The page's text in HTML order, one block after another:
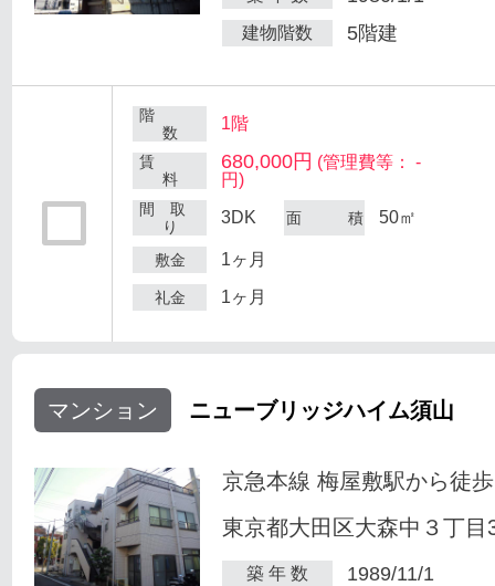
建物階数 5階建
階
数
1階
賃
料
680,000円 (管理費等： -
円)
間 取
り
3DK 面 積 50㎡
敷金 1ヶ月
礼金 1ヶ月
マンション ニューブリッジハイム須山
京急本線 梅屋敷駅から徒
東京都大田区大森中３丁目
築 年 数 1989/11/1